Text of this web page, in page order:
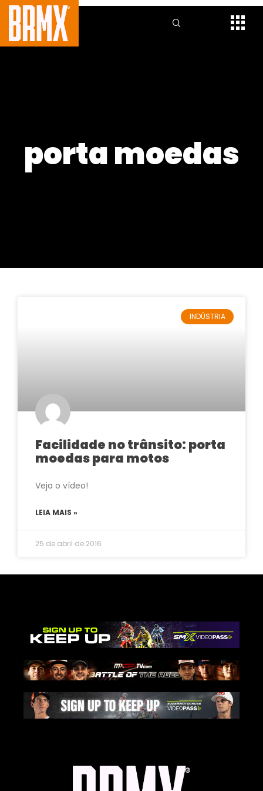
porta moedas
INDÚSTRIA
Facilidade no trânsito: porta
moedas para motos
Veja o vídeo!
LEIA MAIS »
25 de abril de 2016